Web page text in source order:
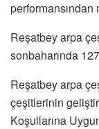
Reşatbey arpa
sonbaharında
Reşatbey arpa
çeşitlerinin
Koşullarına